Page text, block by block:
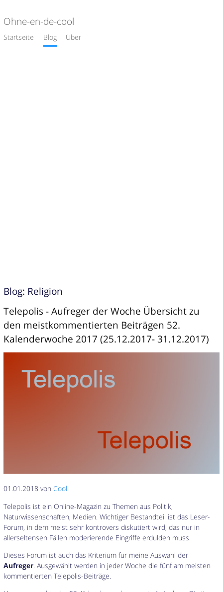
Ohne-en-de-cool
Startseite Blog Über
Blog: Religion
Telepolis - Aufreger der Woche Übersicht zu
den meistkommentierten Beiträgen 52.
Kalenderwoche 2017 (25.12.2017- 31.12.2017)
01.01.2018 vonCool
Telepolis ist ein Online-Magazin zu Themen aus Politik,
Naturwissenschaften, Medien. Wichtiger Bestandteil ist das Leser-
Forum, in dem meist sehr kontrovers diskutiert wird, das nur in
allerseltensen Fällen moderierende Eingriffe erdulden muss.
Dieses Forum ist auch das Kriterium für meine Auswahl der
Aufreger. Ausgewählt werden in jeder Woche die fünf am meisten
kommentierten Telepolis-Beiträge.